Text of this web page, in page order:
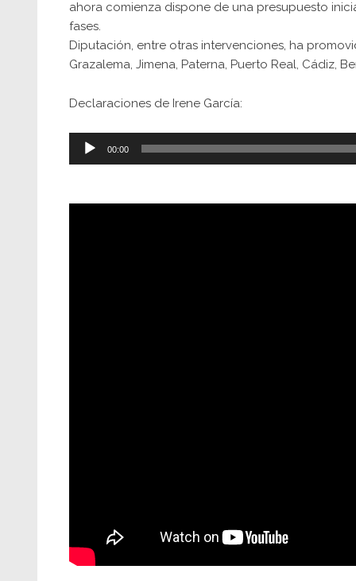
ahora comienza dispone de una presupuesto
fases.
Diputación, entre otras intervenciones, ha
Grazalema, Jimena, Paterna, Puerto Real, Cádiz,
Declaraciones de Irene García:
Reproductor
00:00